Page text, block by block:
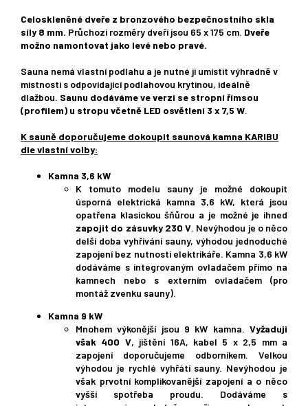
Celoskleněné dveře z bronzového bezpečnostního skla
síly 8 mm. Průchozí rozměry dveří jsou 65 x 175 cm. Dveře
možno namontovat jako levé nebo pravé.
Sauna nemá vlastní podlahu a je nutné ji umístit výhradně v
místnosti s odpovídající podlahovou krytinou, ideálně
dlažbou. Saunu dodáváme ve verzi se stropní římsou
(profilem) u stropu včetně LED osvětlení 3 x 7,5 W.
K sauně doporučujeme dokoupit saunová kamna KARIBU
dle vlastní volby:
Kamna 3,6 kW
K tomuto modelu sauny je možné dokoupit
úsporná elektrická kamna 3,6 kW, která jsou
opatřena klasickou šňůrou a je možné je ihned
zapojit do zásuvky 230 V. Nevýhodou je o něco
delší doba vyhřívání sauny, výhodou jednoduché
zapojení bez nutnosti elektrikáře. Kamna 3,6 kW
dodáváme s integrovaným ovladačem přímo na
kamnech nebo s externím ovladačem (pro
montáž zvenku sauny).
Kamna 9 kW
Mnohem výkonější jsou 9 kW kamna. Vyžaduji
však 400 V, jištění 16A, kabel 5 x 2,5 mm a
zapojení doporučujeme odborníkem. Velkou
výhodou je rychlé vyhřátí sauny. Nevýhodou je
však prvotní komplikovanější zapojení a o něco
vyšší spotřeba proudu. Dodáváme s